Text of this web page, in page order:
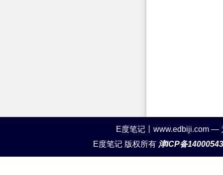
E度笔记丨www.edbiji.com
E度笔记 版权所有 津ICP备